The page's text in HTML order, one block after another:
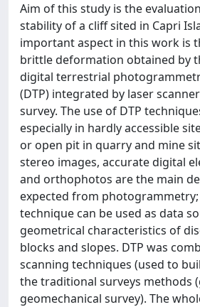
Aim of this study is the
stability of a cliff sited in Capri
important aspect in this work is
brittle deformation obtained by
digital terrestrial
(DTP) integrated by laser
survey. The use of DTP
especially in hardly accessible
or open pit in quarry and mine
stereo images, accurate digital
and orthophotos are the main
expected from
technique can be used as data
geometrical characteristics of
blocks and slopes. DTP was
scanning techniques (used to
the traditional surveys methods
geomechanical survey). The